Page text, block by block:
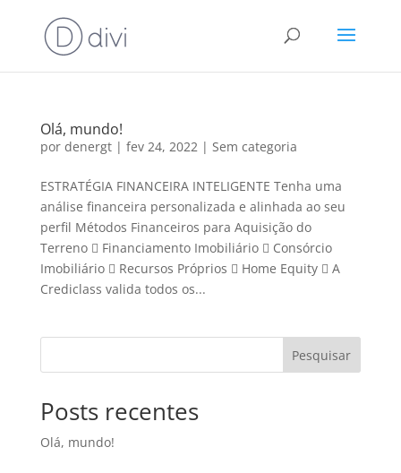
Olá, mundo!
por denergt| fev 24, 2022| Sem categoria
ESTRATÉGIA FINANCEIRA INTELIGENTE Tenha uma
análise financeira personalizada e alinhada ao seu
perfil Métodos Financeiros para Aquisição do
Terreno  Financiamento Imobiliário  Consórcio
Imobiliário  Recursos Próprios  Home Equity  A
Crediclass valida todos os...
Pesquisar
Posts recentes
Olá, mundo!